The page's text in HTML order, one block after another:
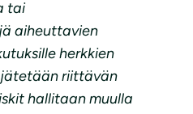
tai
aiheuttavien
herkkien
riittävän
hallitaan muulla